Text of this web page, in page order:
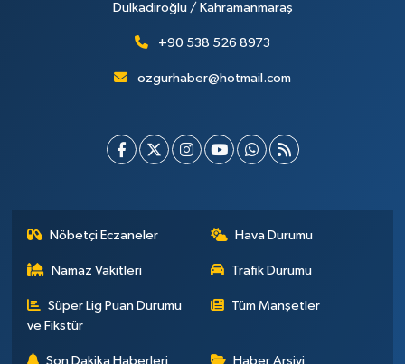
Dulkadiroğlu / Kahramanmaraş
+90 538 526 8973
ozgurhaber@hotmail.com
Nöbetçi Eczaneler Hava Durumu
Namaz Vakitleri Trafik Durumu
Süper Lig Puan Durumu
ve Fikstür
Tüm Manşetler
Son Dakika Haberleri Haber Arşivi